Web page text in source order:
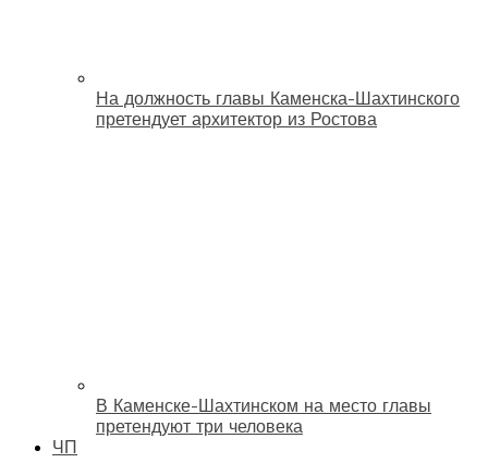
На должность главы Каменска-Шахтинского
претендует архитектор из Ростова
В Каменске-Шахтинском на место главы
претендуют три человека
ЧП